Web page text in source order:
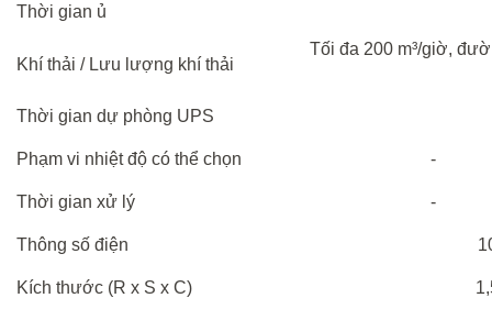
Thời gian ủ
Khí thải / Lưu lượng khí thải
Tối đa 200 m³/giờ,
Thời gian dự phòng UPS
Phạm vi nhiệt độ có thể chọn -
Thời gian xử lý -
Thông số điện
Kích thước (R x S x C)